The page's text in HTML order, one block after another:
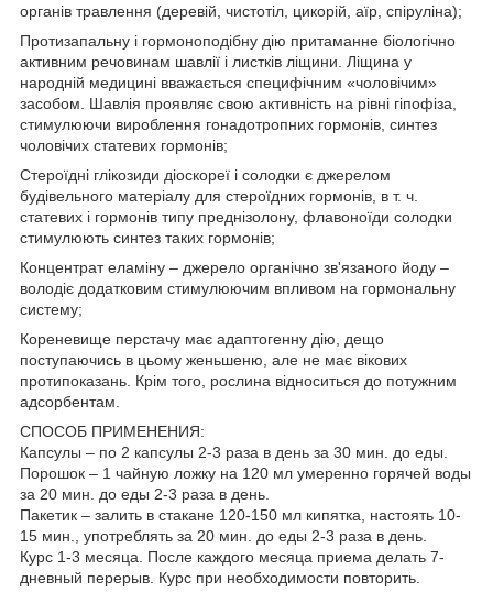
органів травлення (деревій, чистотіл, цикорій, аїр, спіруліна);
Протизапальну і гормоноподібну дію притаманне біологічно
активним речовинам шавлії і листків ліщини. Ліщина у
народній медицині вважається специфічним «чоловічим»
засобом. Шавлія проявляє свою активність на рівні гіпофіза,
стимулюючи вироблення гонадотропних гормонів, синтез
чоловічих статевих гормонів;
Стероїдні глікозиди діоскореї і солодки є джерелом
будівельного матеріалу для стероїдних гормонів, в т. ч.
статевих і гормонів типу преднізолону, флавоноїди солодки
стимулюють синтез таких гормонів;
Концентрат еламіну – джерело органічно зв'язаного йоду –
володіє додатковим стимулюючим впливом на гормональну
систему;
Кореневище перстачу має адаптогенну дію, дещо
поступаючись в цьому женьшеню, але не має вікових
протипоказань. Крім того, рослина відноситься до потужним
адсорбентам.
СПОСОБ ПРИМЕНЕНИЯ:
Капсулы – по 2 капсулы 2-3 раза в день за 30 мин. до еды.
Порошок – 1 чайную ложку на 120 мл умеренно горячей воды
за 20 мин. до еды 2-3 раза в день.
Пакетик – залить в стакане 120-150 мл кипятка, настоять 10-
15 мин., употреблять за 20 мин. до еды 2-3 раза в день.
Курс 1-3 месяца. После каждого месяца приема делать 7-
дневный перерыв. Курс при необходимости повторить.